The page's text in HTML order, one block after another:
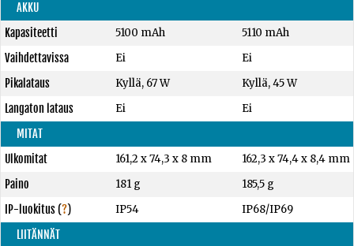
AKKU
Kapasiteetti
5100 mAh
5110 mAh
Vaihdettavissa
Ei
Ei
Pikalataus
Kyllä, 67 W
Kyllä, 45 W
Langaton lataus
Ei
Ei
MITAT
Ulkomitat
161,2 x 74,3 x 8 mm
162,3 x 74,4 x 8,4 mm
Paino
181 g
185,5 g
IP-luokitus(?) IP54
IP68/IP69
LIITÄNNÄT